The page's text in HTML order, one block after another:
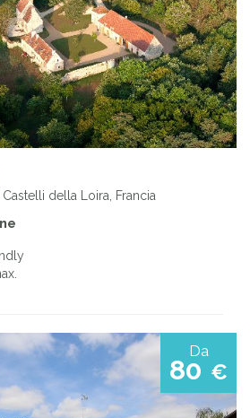
della Loira, Francia
Da
80 €